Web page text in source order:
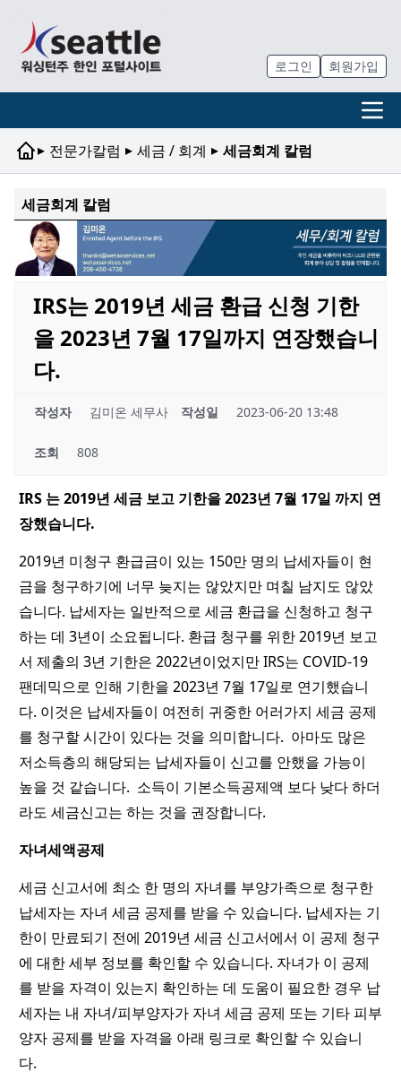
로그인 회원가입
▸ 전문가칼럼 ▸ 세금 / 회계 ▸ 세금회계 칼럼
세금회계 칼럼
IRS는 2019년 세금 환급 신청 기한
을 2023년 7월 17일까지 연장했습니
다.
작성자 김미온 세무사 작성일 2023-06-20 13:48
조회 808
IRS 는 2019년 세금 보고 기한을 2023년 7월 17일 까지 연
장했습니다.
2019년 미청구 환급금이 있는 150만 명의 납세자들이 현
금을 청구하기에 너무 늦지는 않았지만 며칠 남지도 않았
습니다. 납세자는 일반적으로 세금 환급을 신청하고 청구
하는 데 3년이 소요됩니다. 환급 청구를 위한 2019년 보고
서 제출의 3년 기한은 2022년이었지만 IRS는 COVID-19
팬데믹으로 인해 기한을 2023년 7월 17일로 연기했습니
다. 이것은 납세자들이 여전히 귀중한 어러가지 세금 공제
를 청구할 시간이 있다는 것을 의미합니다. 아마도 많은
저소득층의 해당되는 납세자들이 신고를 안했을 가능이
높을 것 같습니다. 소득이 기본소득공제액 보다 낮다 하더
라도 세금신고는 하는 것을 권장합니다.
자녀세액공제
세금 신고서에 최소 한 명의 자녀를 부양가족으로 청구한
납세자는 자녀 세금 공제를 받을 수 있습니다. 납세자는 기
한이 만료되기 전에 2019년 세금 신고서에서 이 공제 청구
에 대한 세부 정보를 확인할 수 있습니다. 자녀가 이 공제
를 받을 자격이 있는지 확인하는 데 도움이 필요한 경우 납
세자는 내 자녀/피부양자가 자녀 세금 공제 또는 기타 피부
양자 공제를 받을 자격을 아래 링크로 확인할 수 있습니
다.